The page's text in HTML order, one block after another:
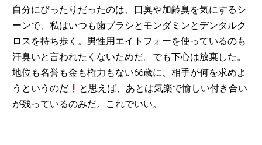
自分にぴったりだったのは、口臭や加齢臭を気にするシ
ーンで、私はいつも歯ブラシとモンダミンとデンタルク
ロスを持ち歩く。男性用エイトフォーを使っているのも
汗臭いと言われたくないためだ。でも下心は放棄した。
地位も名誉も金も権力もない66歳に、相手が何を求めよ
うというのだ
と思えば、あとは気楽で愉しい付き合い
が残っているのみだ。これでいい。